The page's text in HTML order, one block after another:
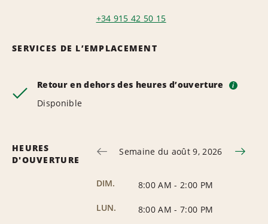
+34 915 42 50 15
SERVICES DE L’EMPLACEMENT
Retour en dehors des heures d’ouverture i
Disponible
HEURES
D'OUVERTURE
Semaine du août 9, 2026
DIM. 8:00 AM - 2:00 PM
LUN.
8:00 AM - 7:00 PM